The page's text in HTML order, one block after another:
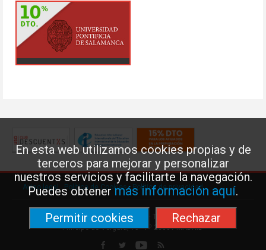
En esta web utilizamos cookies propias y de
terceros para mejorar y personalizar
nuestros servicios y facilitarte la navegación.
Puedes obtenermás información aquí.
Permitir cookies
Rechazar
Aviso legal·Política de Cookies·Política de privacidad
Federación de Enseñanza de USO · Teléfono: 91 577 41 13 ·
Príncipe de Vergara, 13 · 7º 28001 MADRID